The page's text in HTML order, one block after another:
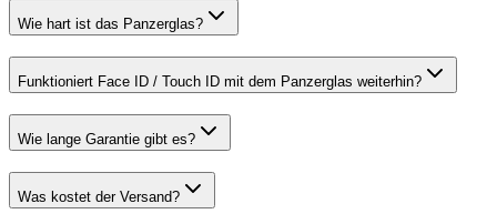
Wie hart ist das Panzerglas?
Funktioniert Face ID / Touch ID mit dem Panzerglas weiterhin?
Wie lange Garantie gibt es?
Was kostet der Versand?